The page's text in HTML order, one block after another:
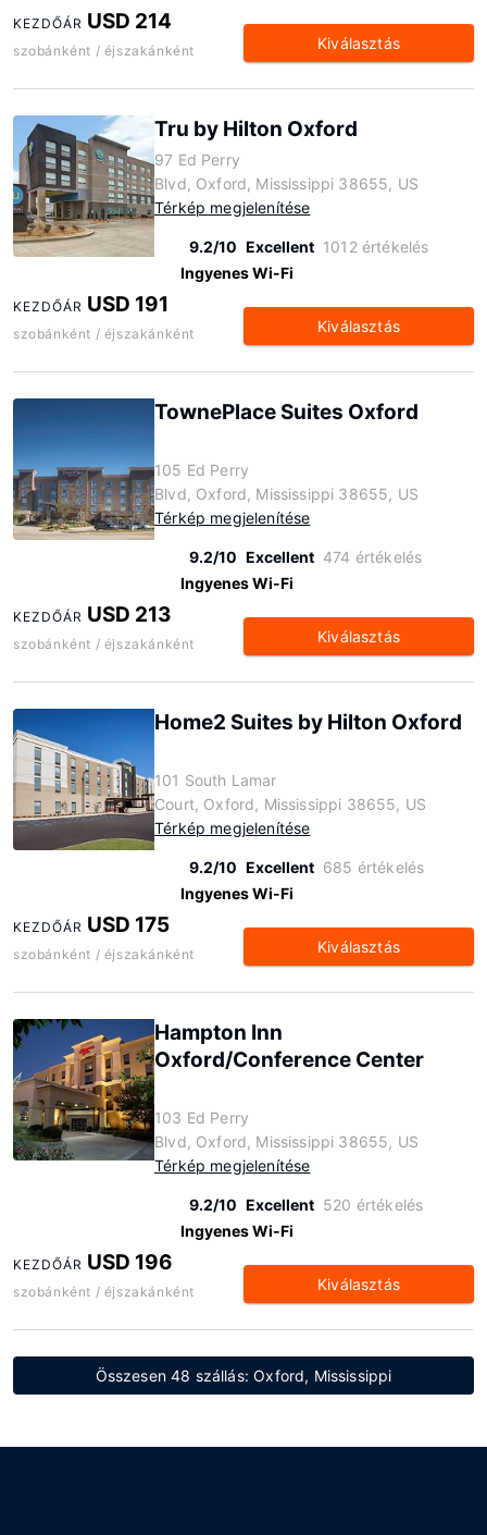
KEZDŐÁR USD 214
szobánként / éjszakánként Kiválasztás
Tru by Hilton Oxford
97 Ed Perry
Blvd, Oxford, Mississippi 38655, US
Térkép megjelenítése
9.2/10 Excellent 1012 értékelés
Ingyenes Wi-Fi
KEZDŐÁR USD 191
szobánként / éjszakánként Kiválasztás
TownePlace Suites Oxford
105 Ed Perry
Blvd, Oxford, Mississippi 38655, US
Térkép megjelenítése
9.2/10 Excellent 474 értékelés
Ingyenes Wi-Fi
KEZDŐÁR USD 213
szobánként / éjszakánként Kiválasztás
Home2 Suites by Hilton Oxford
101 South Lamar
Court, Oxford, Mississippi 38655, US
Térkép megjelenítése
9.2/10 Excellent 685 értékelés
Ingyenes Wi-Fi
KEZDŐÁR USD 175
szobánként / éjszakánként Kiválasztás
Hampton Inn
Oxford/Conference Center
103 Ed Perry
Blvd, Oxford, Mississippi 38655, US
Térkép megjelenítése
9.2/10 Excellent 520 értékelés
Ingyenes Wi-Fi
KEZDŐÁR USD 196
szobánként / éjszakánként Kiválasztás
Összesen 48 szállás: Oxford, Mississippi